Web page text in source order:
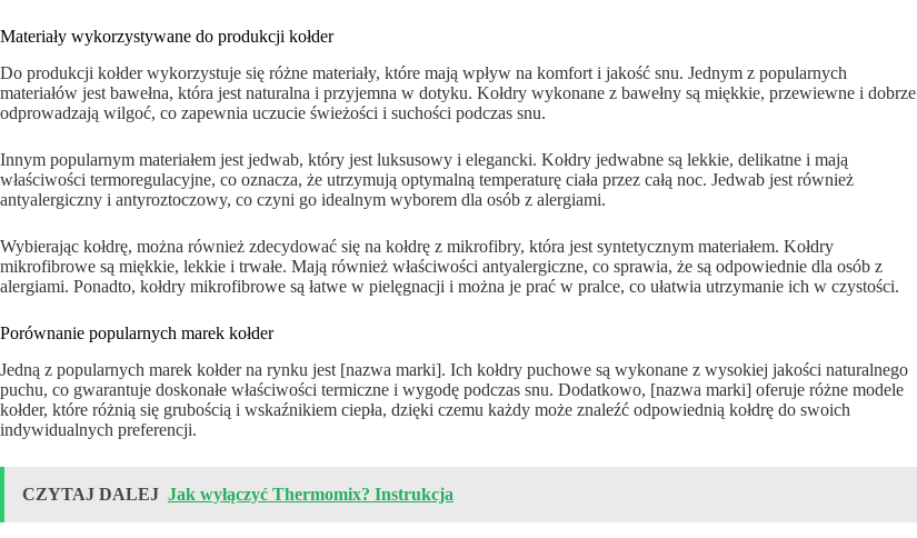
Materiały wykorzystywane do produkcji kołder
Do produkcji kołder wykorzystuje się różne materiały, które mają wpływ na komfort i jakość snu. Jednym z popularnych
materiałów jest bawełna, która jest naturalna i przyjemna w dotyku. Kołdry wykonane z bawełny są miękkie, przewiewne i dobrze
odprowadzają wilgoć, co zapewnia uczucie świeżości i suchości podczas snu.
Innym popularnym materiałem jest jedwab, który jest luksusowy i elegancki. Kołdry jedwabne są lekkie, delikatne i mają
właściwości termoregulacyjne, co oznacza, że utrzymują optymalną temperaturę ciała przez całą noc. Jedwab jest również
antyalergiczny i antyroztoczowy, co czyni go idealnym wyborem dla osób z alergiami.
Wybierając kołdrę, można również zdecydować się na kołdrę z mikrofibry, która jest syntetycznym materiałem. Kołdry
mikrofibrowe są miękkie, lekkie i trwałe. Mają również właściwości antyalergiczne, co sprawia, że są odpowiednie dla osób z
alergiami. Ponadto, kołdry mikrofibrowe są łatwe w pielęgnacji i można je prać w pralce, co ułatwia utrzymanie ich w czystości.
Porównanie popularnych marek kołder
Jedną z popularnych marek kołder na rynku jest [nazwa marki]. Ich kołdry puchowe są wykonane z wysokiej jakości naturalnego
puchu, co gwarantuje doskonałe właściwości termiczne i wygodę podczas snu. Dodatkowo, [nazwa marki] oferuje różne modele
kołder, które różnią się grubością i wskaźnikiem ciepła, dzięki czemu każdy może znaleźć odpowiednią kołdrę do swoich
indywidualnych preferencji.
CZYTAJ DALEJ Jak wyłączyć Thermomix? Instrukcja